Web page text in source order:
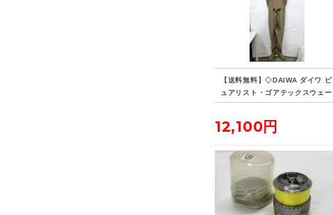
【送料無料】◇DAIWA ダイワ ピ
ュアリスト・ゴアテックスウェー
ダー PLW-4201G Lサイズ
12,100円